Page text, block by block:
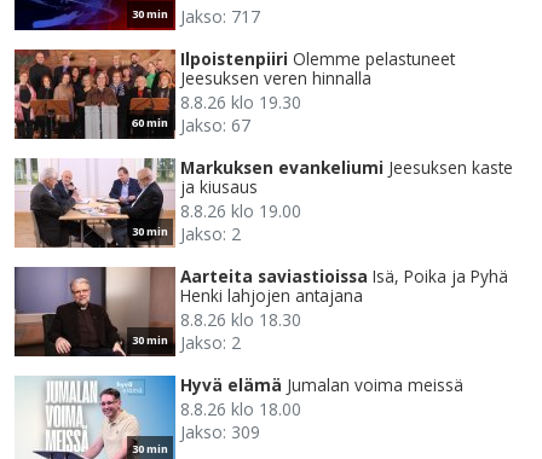
30 min
Jakso: 717
60 min
Ilpoistenpiiri Olemme pelastuneet
Jeesuksen veren hinnalla
8.8.26 klo 19.30
Jakso: 67
30 min
Markuksen evankeliumi Jeesuksen kaste
ja kiusaus
8.8.26 klo 19.00
Jakso: 2
30 min
Aarteita saviastioissa Isä, Poika ja Pyhä
Henki lahjojen antajana
8.8.26 klo 18.30
Jakso: 2
30 min
Hyvä elämä Jumalan voima meissä
8.8.26 klo 18.00
Jakso: 309